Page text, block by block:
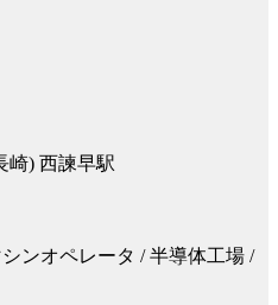
崎) 西諫早駅
ンオペレータ / 半導体工場 /